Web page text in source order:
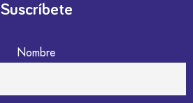
Suscríbete
Nombre